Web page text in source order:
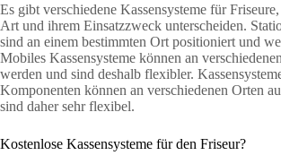
Es gibt verschiedene Kassensysteme für
Art und ihrem Einsatzzweck unterscheiden.
sind an einem bestimmten Ort positioniert und
Mobiles Kassensysteme können an
werden und sind deshalb flexibler.
Komponenten können an verschiedenen Orten
sind daher sehr flexibel.
Kostenlose Kassensysteme für den Friseur?